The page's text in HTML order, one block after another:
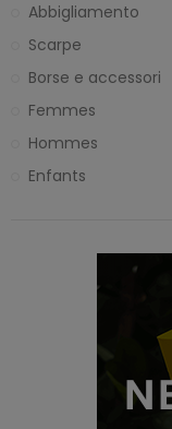
Abbigliamento
Scarpe
Borse e accessori
Femmes
Hommes
Enfants